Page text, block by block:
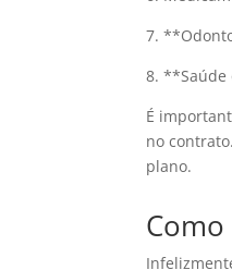
7.
8. **Saúde
É
no
plano.
Como